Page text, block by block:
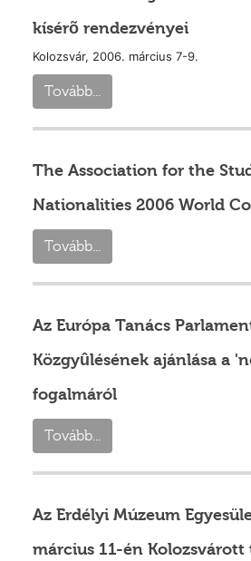
kísérõ rendezvényei
Kolozsvár, 2006. március 7-9.
Tovább...
The Association for the
Nationalities 2006 World
Tovább...
Az Európa Tanács
Közgyûlésének ajánlása a
fogalmáról
Tovább...
Az Erdélyi Múzeum
március 11-én